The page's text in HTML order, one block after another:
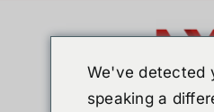
We've detected
speaking a